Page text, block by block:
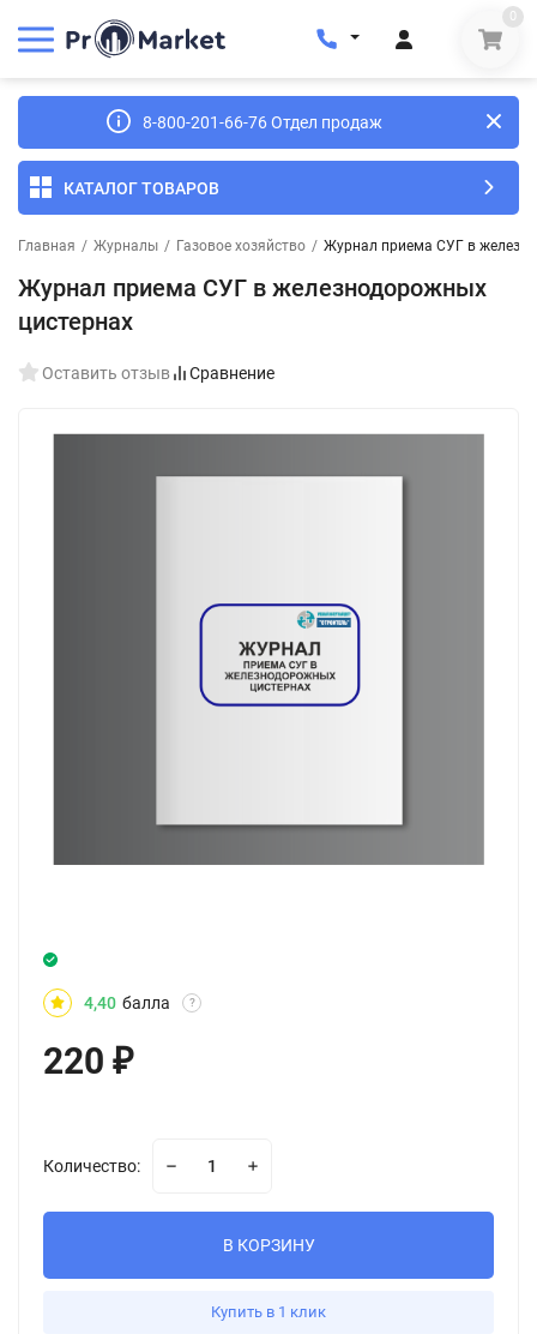
0
8-800-201-66-76 Отдел продаж
КАТАЛОГ ТОВАРОВ
Главная / Журналы / Газовое хозяйство / Журнал приема СУГ в
Журнал приема СУГ в железнодорожных
цистернах
Оставить отзыв Сравнение
4,40 балла ?
220 ₽
Количество:
В КОРЗИНУ
Купить в 1 клик